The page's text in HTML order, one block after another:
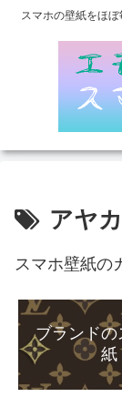
スマホの壁紙をほ
アヤカ
スマホ壁紙の
ブランドの
紙